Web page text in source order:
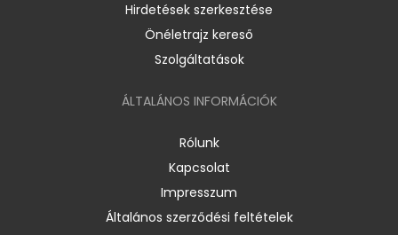
Hirdetések szerkesztése
Önéletrajz kereső
Szolgáltatások
ÁLTALÁNOS INFORMÁCIÓK
Rólunk
Kapcsolat
Impresszum
Általános szerződési feltételek